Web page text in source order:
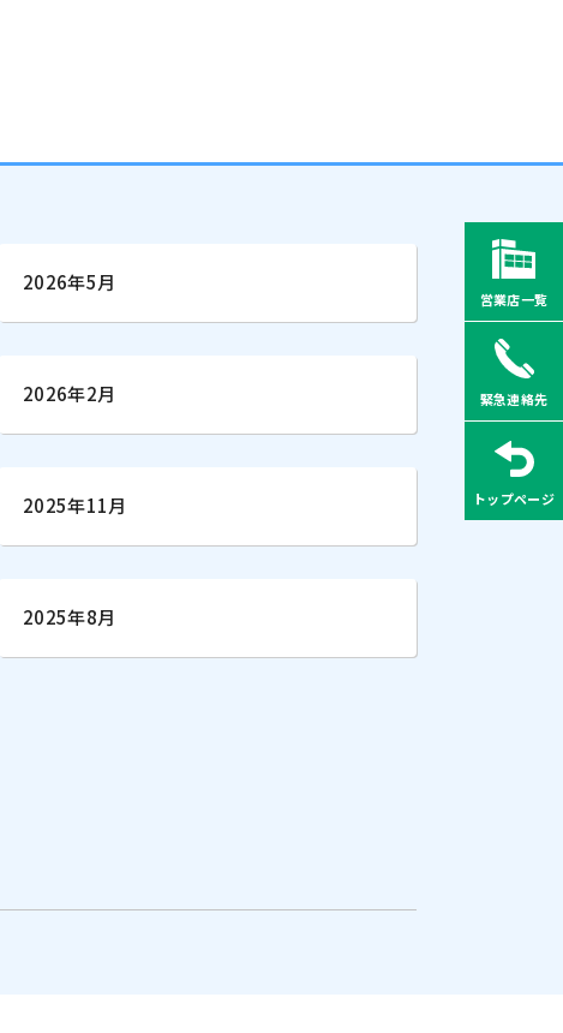
営業店一覧
緊急連絡先
トップページ
2026年5月
2026年2月
2025年11月
2025年8月